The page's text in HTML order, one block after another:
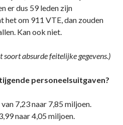
er dus 59 leden zijn
het om 911 VTE, dan zouden
Kan ook niet.
absurde feitelijke gegevens.)
personeelsuitgaven?
7,23 naar 7,85 miljoen.
naar 4,05 miljoen.